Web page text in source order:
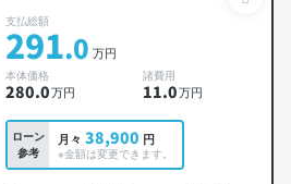
支払総額
291.0 万円
本体価格
280.0万円
諸費用
11.0万円
ローン
参考
月々 38,900 円
※金額は変更できます。